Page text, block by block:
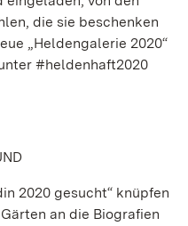
die sie beschenken
„Heldengalerie 2020“
#heldenhaft2020
2020 gesucht“ knüpfen
an die Biografien